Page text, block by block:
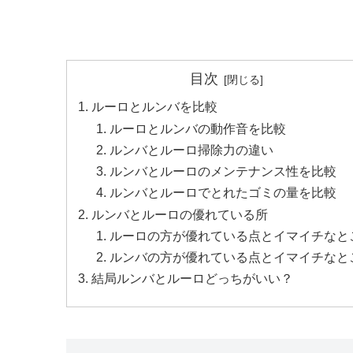
目次
ルーロとルンバを比較
ルーロとルンバの動作音を比較
ルンバとルーロ掃除力の違い
ルンバとルーロのメンテナンス性を比較
ルンバとルーロでとれたゴミの量を比較
ルンバとルーロの優れている所
ルーロの方が優れている点とイマイチなと
ルンバの方が優れている点とイマイチなと
結局ルンバとルーロどっちがいい？